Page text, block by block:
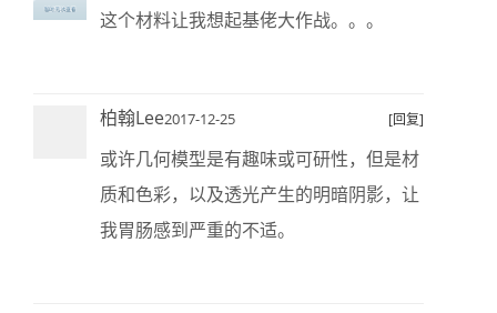
这个材料让我想起基佬大作战。。。
柏翰Lee2017-12-25 [回复]
或许几何模型是有趣味或可研性，但是材
质和色彩，以及透光产生的明暗阴影，让
我胃肠感到严重的不适。